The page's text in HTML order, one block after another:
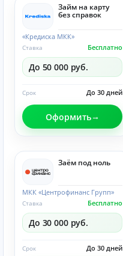
Займ на карту
без справок
«Кредиска МКК»
Бесплатно
Ставка
До 50 000 руб.
До 30 дней
Срок
Оформить
Заём под ноль
МКК «Центрофинанс Групп»
Бесплатно
Ставка
До 30 000 руб.
До 30 дней
Срок